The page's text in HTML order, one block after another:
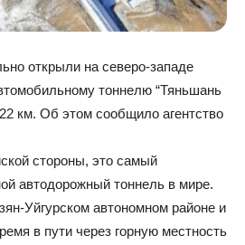
открыли на северо-западе
тоннелю “Тяньшань
км. Об этом сообщило агентство
стороны, это самый
автодорожный тоннель в мире.
Уйгурском автономном районе и
в пути через горную местность